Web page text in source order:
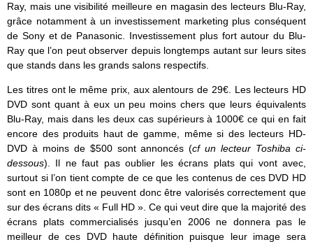
Ray, mais une visibilité meilleure en magasin des lecteurs Blu-Ray,
grâce notamment à un investissement marketing plus conséquent
de Sony et de Panasonic. Investissement plus fort autour du Blu-
Ray que l’on peut observer depuis longtemps autant sur leurs sites
que stands dans les grands salons respectifs.
Les titres ont le même prix, aux alentours de 29€. Les lecteurs HD
DVD sont quant à eux un peu moins chers que leurs équivalents
Blu-Ray, mais dans les deux cas supérieurs à 1000€ ce qui en fait
encore des produits haut de gamme, même si des lecteurs HD-
DVD à moins de $500 sont annoncés (cf un lecteur Toshiba ci-
dessous). Il ne faut pas oublier les écrans plats qui vont avec,
surtout si l’on tient compte de ce que les contenus de ces DVD HD
sont en 1080p et ne peuvent donc être valorisés correctement que
sur des écrans dits « Full HD ». Ce qui veut dire que la majorité des
écrans plats commercialisés jusqu’en 2006 ne donnera pas le
meilleur de ces DVD haute définition puisque leur image sera